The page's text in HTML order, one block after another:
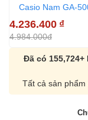
Casio Nam GA-
4.236.400 ₫
4.984.000đ
Đã có
Tất cả sản